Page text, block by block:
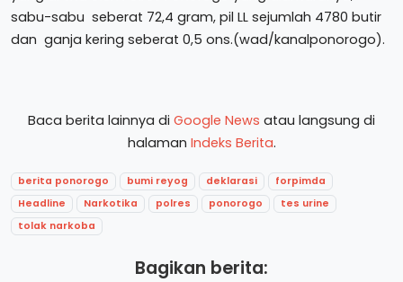
sabu-sabu seberat 72,4 gram, pil LL sejumlah 4780 butir
dan ganja kering seberat 0,5 ons.(wad/kanalponorogo).
Baca berita lainnya di Google News atau langsung di
halaman Indeks Berita.
berita ponorogo bumi reyog deklarasi
forpimda
Headline
Narkotika polres ponorogo
tes urine
tolak narkoba
Bagikan berita: